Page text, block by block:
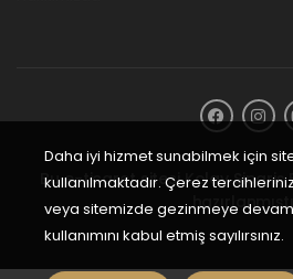
Bu e-ticaret sitesiKolay Sipariş
Daha iyi hizmet sunabilmek için
kullanılmaktadır. Çerez
veya sitemizde gezinmeye
kullanımını kabul etmiş sayılırsınız.